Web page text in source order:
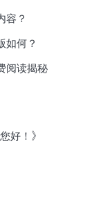
容？
如何？
阅读揭秘
好！ 》